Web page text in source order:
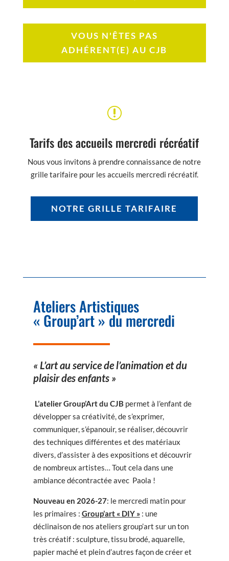
VOUS N'ÊTES PAS
ADHÉRENT(E) AU CJB
r
Tarifs des accueils mercredi récréatif
Nous vous invitons à prendre connaissance de notre
grille tarifaire pour les accueils mercredi récréatif.
NOTRE GRILLE TARIFAIRE
Ateliers Artistiques
« Group’art » du mercredi
« L’art au service de l’animation et du
plaisir des enfants »
L’atelier Group’Art du CJB permet à l’enfant de
développer sa créativité, de s’exprimer,
communiquer, s’épanouir, se réaliser, découvrir
des techniques différentes et des matériaux
divers, d’assister à des expositions et découvrir
de nombreux artistes… Tout cela dans une
ambiance décontractée avec Paola !
Nouveau en 2026-27: le mercredi matin pour
les primaires : Group’art « DIY »: une
déclinaison de nos ateliers group’art sur un ton
très créatif : sculpture, tissu brodé, aquarelle,
papier maché et plein d’autres façon de créer et